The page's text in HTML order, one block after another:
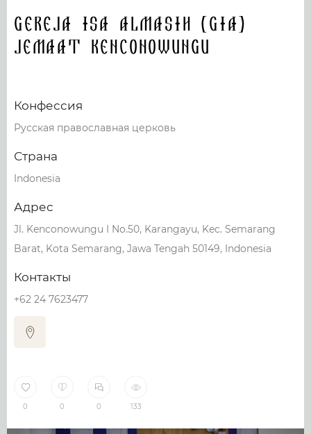
Gereja Isa Almasih (GIA)
Jemaat Kenconowungu
Конфессия
Русская православная церковь
Страна
Indonesia
Адрес
Jl. Kenconowungu I No.50, Karangayu, Kec. Semarang
Barat, Kota Semarang, Jawa Tengah 50149, Indonesia
Контакты
+62 24 7623477
0 0 0 133